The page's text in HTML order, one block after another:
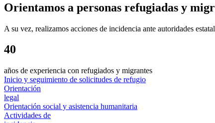
Orientamos a personas refugiadas y
A su vez, realizamos acciones de incidencia ante autoridades
40
años de experiencia con refugiados y migrantes
Inicio y seguimiento de solicitudes de refugio
Orientación
legal
Orientación social y asistencia humanitaria
Actividades de